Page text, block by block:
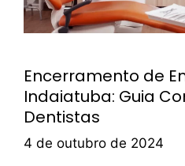
Encerramento de
Indaiatuba: Guia
Dentistas
4 de outubro de 2024